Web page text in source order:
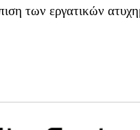
των εργατικών